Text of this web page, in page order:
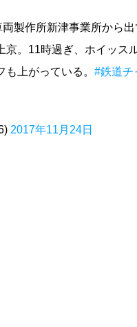
製作所新津事業所から
。11時過ぎ、ホイッス
上がっている。 #鉄道チ
2017年11月24日